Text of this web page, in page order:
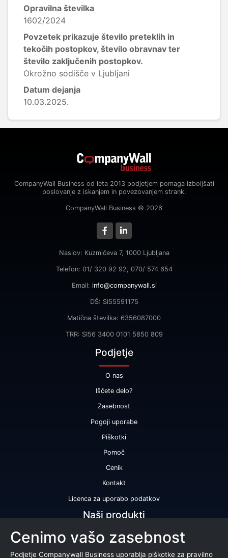
Opravilna številka
1602/2024
Povzetek prikazuje število preteklih in
tekočih postopkov, število obravnav ter
število zaključenih postopkov.
Okrožno sodišče v Ljubljani
Datum dejanja
10.03.2025.
CompanyWall Business od leta 2013 podjetjem pomaga izboljšati
poslovanje z iskanjem in povezovanjem strank.
CompanyWall Business © 2026
Naslov: Kuzmičeva 7, 1000 Ljubljana
Telefon: 01/ 320 92 92, 070/ 574 654
Email: info@companywall.si
DŠ: SI55591175
Matična številka: 6356087000
TRR: SI56 3400 0101 5850 809
Podjetje
O nas
Iščete delo?
Zasebnost
Pogoji uporabe
Piškotki
Pomoč
Cenik
Kontakt
Licenca za uporabo podatkov
Naši produkti
Bonitetna ocena
Bonitetno poročilo
Cenimo vašo zasebnost
Podjetje Companywall Business uporablja piškotke za pravilno